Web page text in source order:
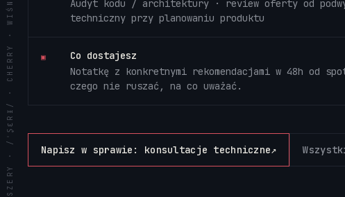
Audyt kodu / architektury · review oferty od
techniczny przy planowaniu produktu
▣
Co dostajesz
Notatkę z konkretnymi rekomendacjami w 48h od
czego nie ruszać, na co uważać.
Napisz w sprawie: konsultacje techniczne↗